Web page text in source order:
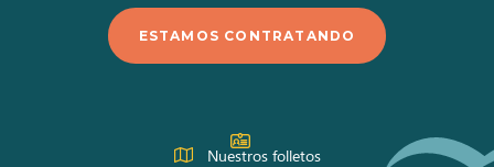
en
Facebook
en
Instagram
en
Youtube
ESTAMOS CONTRATANDO
Nuestros folletos